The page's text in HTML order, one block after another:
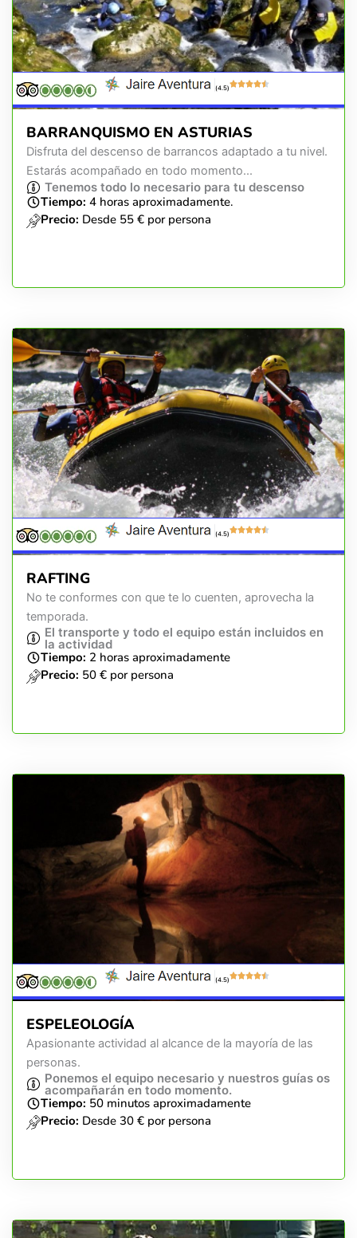
(4.5)
BARRANQUISMO EN ASTURIAS
Disfruta del descenso de barrancos adaptado a tu nivel.
Estarás acompañado en todo momento...
Tenemos todo lo necesario para tu descenso
Tiempo: 4 horas aproximadamente.
Precio: Desde 55 € por persona
(4.5)
RAFTING
No te conformes con que te lo cuenten, aprovecha la
temporada.
El transporte y todo el equipo están incluidos en
la actividad
Tiempo: 2 horas aproximadamente
Precio: 50 € por persona
(4.5)
ESPELEOLOGÍA
Apasionante actividad al alcance de la mayoría de las
personas.
Ponemos el equipo necesario y nuestros guías os
acompañarán en todo momento.
Tiempo: 50 minutos aproximadamente
Precio: Desde 30 € por persona